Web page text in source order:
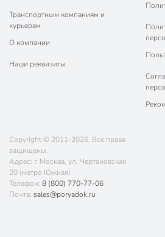
Транспортным компаниям и
курьерам
О компании
Наши реквизиты
Copyright © 2011-2026. Все права
защищены.
Адрес: г. Москва, ул. Чертановская
20 (метро Южная)
Телефон: 8 (800) 770-77-06
Почта: sales@poryadok.ru